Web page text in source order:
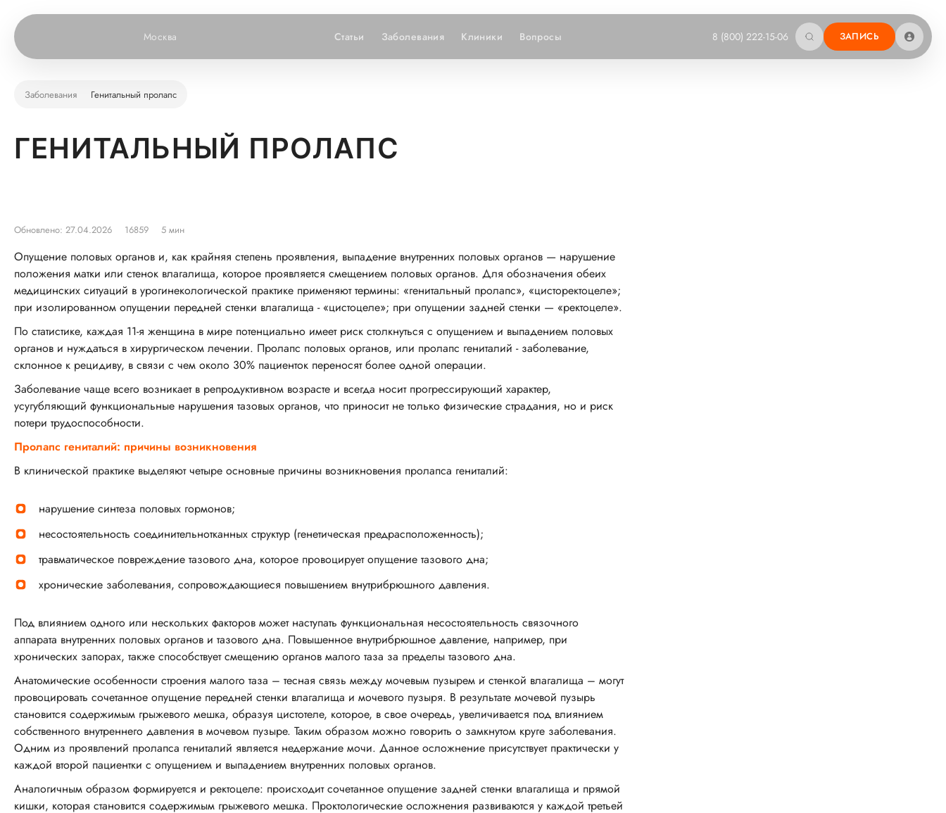
Москва Статьи Заболевания Клиники Вопросы 8 (800) 222-15-06 ЗАПИСЬ
Заболевания Генитальный пролапс
ГЕНИТАЛЬНЫЙ ПРОЛАПС
Обновлено: 27.04.2026 16859 5 мин
Опущение половых органов и, как крайняя степень проявления, выпадение внутренних половых органов — нарушение
положения матки или стенок влагалища, которое проявляется смещением половых органов. Для обозначения обеих
медицинских ситуаций в урогинекологической практике применяют термины: «генитальный пролапс», «цисторектоцеле»;
при изолированном опущении передней стенки влагалища - «цистоцеле»; при опущении задней стенки — «ректоцеле».
По статистике, каждая 11-я женщина в мире потенциально имеет риск столкнуться с опущением и выпадением половых
органов и нуждаться в хирургическом лечении. Пролапс половых органов, или пролапс гениталий - заболевание,
склонное к рецидиву, в связи с чем около 30% пациенток переносят более одной операции.
Заболевание чаще всего возникает в репродуктивном возрасте и всегда носит прогрессирующий характер,
усугубляющий функциональные нарушения тазовых органов, что приносит не только физические страдания, но и риск
потери трудоспособности.
Пролапс гениталий: причины возникновения
В клинической практике выделяют четыре основные причины возникновения пролапса гениталий:
нарушение синтеза половых гормонов;
несостоятельность соединительнотканных структур (генетическая предрасположенность);
травматическое повреждение тазового дна, которое провоцирует опущение тазового дна;
хронические заболевания, сопровождающиеся повышением внутрибрюшного давления.
Под влиянием одного или нескольких факторов может наступать функциональная несостоятельность связочного
аппарата внутренних половых органов и тазового дна. Повышенное внутрибрюшное давление, например, при
хронических запорах, также способствует смещению органов малого таза за пределы тазового дна.
Анатомические особенности строения малого таза – тесная связь между мочевым пузырем и стенкой влагалища – могут
провоцировать сочетанное опущение передней стенки влагалища и мочевого пузыря. В результате мочевой пузырь
становится содержимым грыжевого мешка, образуя цистотеле, которое, в свое очередь, увеличивается под влиянием
собственного внутреннего давления в мочевом пузыре. Таким образом можно говорить о замкнутом круге заболевания.
Одним из проявлений пролапса гениталий является недержание мочи. Данное осложнение присутствует практически у
каждой второй пациентки с опущением и выпадением внутренних половых органов.
Аналогичным образом формируется и ректоцеле: происходит сочетанное опущение задней стенки влагалища и прямой
кишки, которая становится содержимым грыжевого мешка. Проктологические осложнения развиваются у каждой третьей